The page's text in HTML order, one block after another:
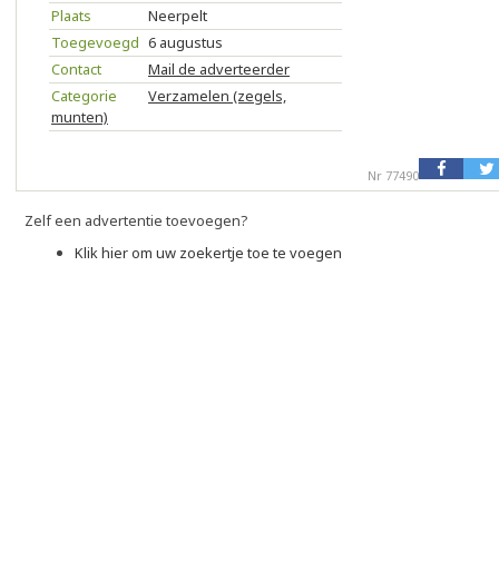
Plaats
Neerpelt
Toegevoegd 6 augustus
Contact
Mail de adverteerder
Categorie
Verzamelen (zegels,
munten)
Nr 77490
Zelf een advertentie toevoegen?
Klik hier om uw zoekertje toe te voegen